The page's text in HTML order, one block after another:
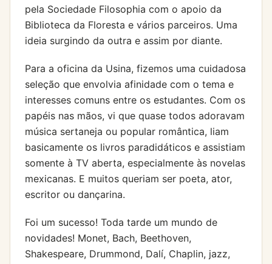
pela Sociedade Filosophia com o apoio da
Biblioteca da Floresta e vários parceiros. Uma
ideia surgindo da outra e assim por diante.
Para a oficina da Usina, fizemos uma cuidadosa
seleção que envolvia afinidade com o tema e
interesses comuns entre os estudantes. Com os
papéis nas mãos, vi que quase todos adoravam
música sertaneja ou popular romântica, liam
basicamente os livros paradidáticos e assistiam
somente à TV aberta, especialmente às novelas
mexicanas. E muitos queriam ser poeta, ator,
escritor ou dançarina.
Foi um sucesso! Toda tarde um mundo de
novidades! Monet, Bach, Beethoven,
Shakespeare, Drummond, Dalí, Chaplin, jazz,